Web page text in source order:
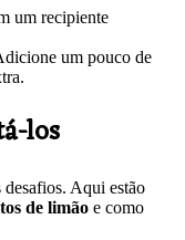
um recipiente
um pouco de
los
desafios. Aqui estão
de limão e como